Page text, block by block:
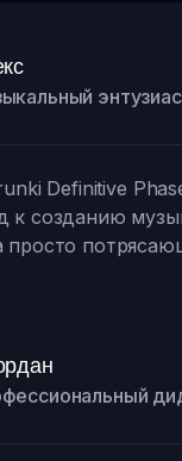
Definitive
к созданию
просто